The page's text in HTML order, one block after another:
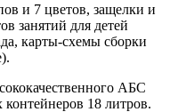
и 7 цветов, защелки и
занятий для детей
карты-схемы сборки
АБС
18 литров.